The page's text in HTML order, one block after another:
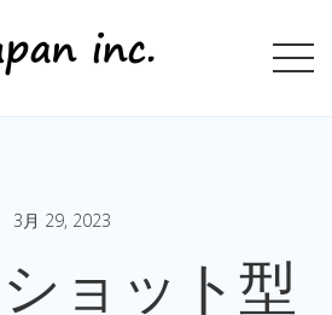
3月 29, 2023
ョット型